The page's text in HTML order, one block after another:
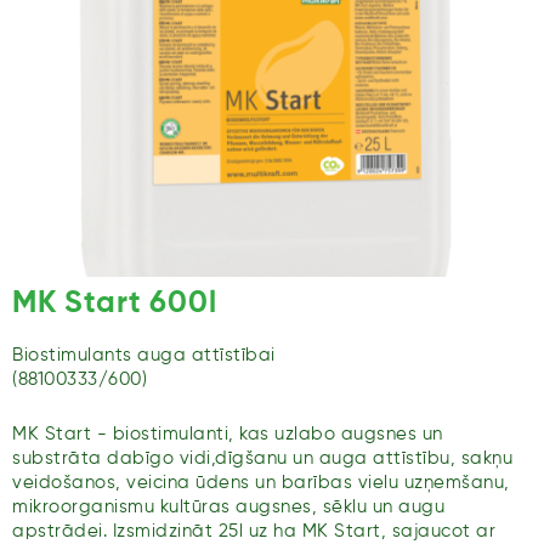
MK Start 600l
Biostimulants auga attīstībai
(88100333/600)
MK Start - biostimulanti, kas uzlabo augsnes un
substrāta dabīgo vidi,dīgšanu un auga attīstību, sakņu
veidošanos, veicina ūdens un barības vielu uzņemšanu,
mikroorganismu kultūras augsnes, sēklu un augu
apstrādei. Izsmidzināt 25l uz ha MK Start, sajaucot ar